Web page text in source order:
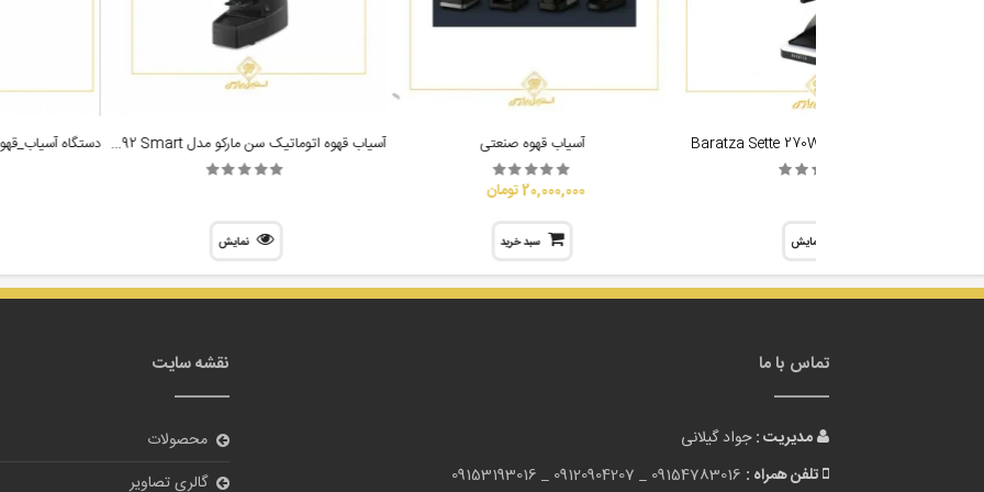
نمایش
آسیاب قهوه صنعتی
20,000,000 تومان
سبد خرید
آسیاب قهوه اتوماتیک سن مارکو مدل SM92 Smart مشکی
نمایش
تماس با ما
مدیریت :جواد گیلانی
تلفن همراه : 09154783016 _
09120904207 _
09153193016
نقشه سایت
محصولات
گالری تصاویر